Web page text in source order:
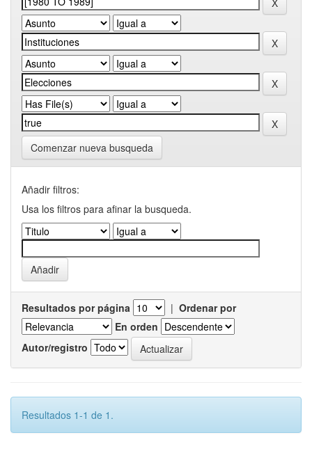
Comenzar nueva busqueda
Añadir filtros:
Usa los filtros para afinar la busqueda.
Resultados por página | Ordenar por
En orden
Autor/registro
Resultados 1-1 de 1.